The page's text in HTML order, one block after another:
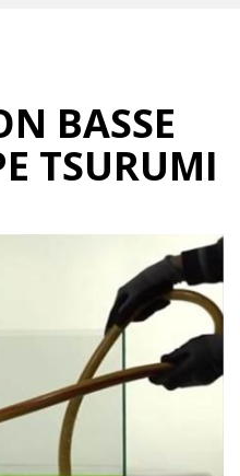
BASSE
TSURUMI